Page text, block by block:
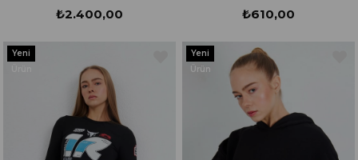
₺2.400,00 ₺610,00
Yeni
Yeni
Ürün